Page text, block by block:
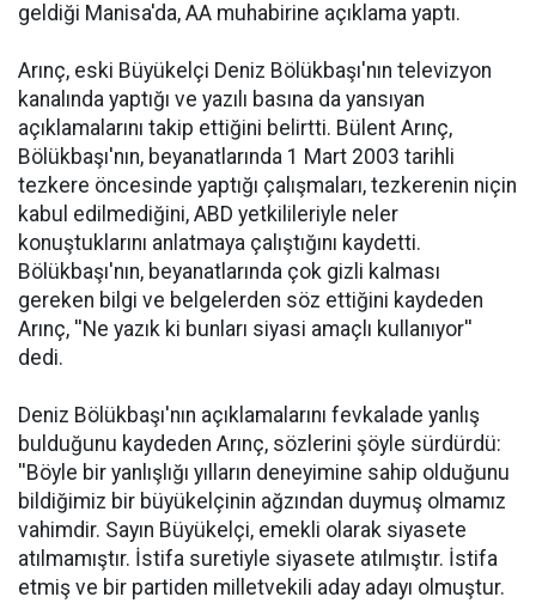
geldiği Manisa'da, AA muhabirine açıklama yaptı.
Arınç, eski Büyükelçi Deniz Bölükbaşı'nın televizyon
kanalında yaptığı ve yazılı basına da yansıyan
açıklamalarını takip ettiğini belirtti. Bülent Arınç,
Bölükbaşı'nın, beyanatlarında 1 Mart 2003 tarihli
tezkere öncesinde yaptığı çalışmaları, tezkerenin niçin
kabul edilmediğini, ABD yetkilileriyle neler
konuştuklarını anlatmaya çalıştığını kaydetti.
Bölükbaşı'nın, beyanatlarında çok gizli kalması
gereken bilgi ve belgelerden söz ettiğini kaydeden
Arınç, ''Ne yazık ki bunları siyasi amaçlı kullanıyor''
dedi.
Deniz Bölükbaşı'nın açıklamalarını fevkalade yanlış
bulduğunu kaydeden Arınç, sözlerini şöyle sürdürdü:
''Böyle bir yanlışlığı yılların deneyimine sahip olduğunu
bildiğimiz bir büyükelçinin ağzından duymuş olmamız
vahimdir. Sayın Büyükelçi, emekli olarak siyasete
atılmamıştır. İstifa suretiyle siyasete atılmıştır. İstifa
etmiş ve bir partiden milletvekili aday adayı olmuştur.